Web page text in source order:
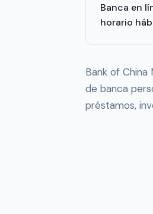
Banca en
horario
Bank of
de banca
préstamos,